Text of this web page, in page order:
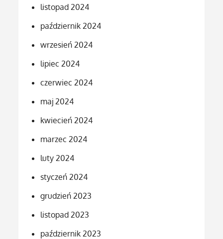
listopad 2024
październik 2024
wrzesień 2024
lipiec 2024
czerwiec 2024
maj 2024
kwiecień 2024
marzec 2024
luty 2024
styczeń 2024
grudzień 2023
listopad 2023
październik 2023